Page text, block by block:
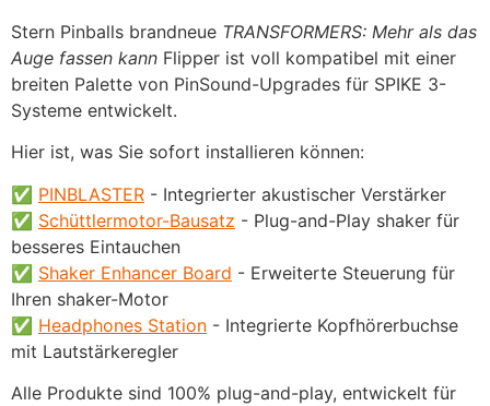
Stern Pinballs brandneue TRANSFORMERS: Mehr als das
Auge fassen kann Flipper ist voll kompatibel mit einer
breiten Palette von PinSound-Upgrades für SPIKE 3-
Systeme entwickelt.
Hier ist, was Sie sofort installieren können:
✅ PINBLASTER - Integrierter akustischer Verstärker
✅ Schüttlermotor-Bausatz - Plug-and-Play shaker für
besseres Eintauchen
✅ Shaker Enhancer Board - Erweiterte Steuerung für
Ihren shaker-Motor
✅ Headphones Station - Integrierte Kopfhörerbuchse
mit Lautstärkeregler
Alle Produkte sind 100% plug-and-play, entwickelt für